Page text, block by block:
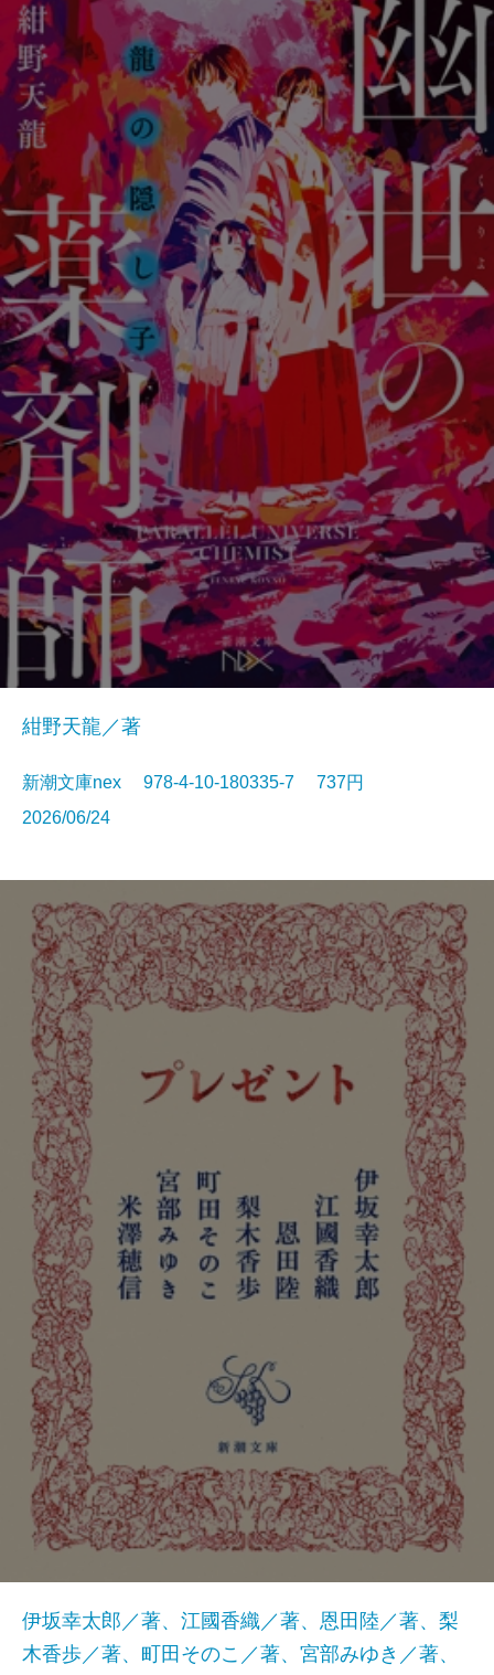
紺野天龍／著
新潮文庫nex 978-4-10-180335-7 737円
2026/06/24
伊坂幸太郎／著、江國香織／著、恩田陸／著、梨
木香歩／著、町田そのこ／著、宮部みゆき／著、